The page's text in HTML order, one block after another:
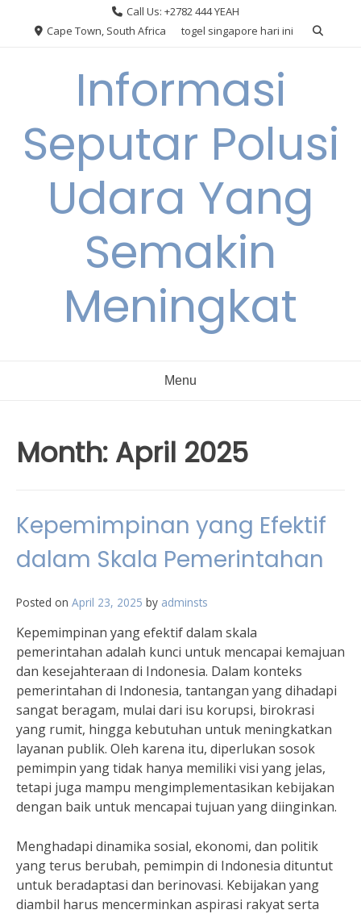
Call Us: +2782 444 YEAH
Cape Town, South Africa
togel singapore hari ini
Informasi
Seputar Polusi
Udara Yang
Semakin
Meningkat
Menu
Month: April 2025
Kepemimpinan yang Efektif
dalam Skala Pemerintahan
Posted on April 23, 2025 by adminsts
Kepemimpinan yang efektif dalam skala
pemerintahan adalah kunci untuk mencapai kemajuan
dan kesejahteraan di Indonesia. Dalam konteks
pemerintahan di Indonesia, tantangan yang dihadapi
sangat beragam, mulai dari isu korupsi, birokrasi
yang rumit, hingga kebutuhan untuk meningkatkan
layanan publik. Oleh karena itu, diperlukan sosok
pemimpin yang tidak hanya memiliki visi yang jelas,
tetapi juga mampu mengimplementasikan kebijakan
dengan baik untuk mencapai tujuan yang diinginkan.
Menghadapi dinamika sosial, ekonomi, dan politik
yang terus berubah, pemimpin di Indonesia dituntut
untuk beradaptasi dan berinovasi. Kebijakan yang
diambil harus mencerminkan aspirasi rakyat serta